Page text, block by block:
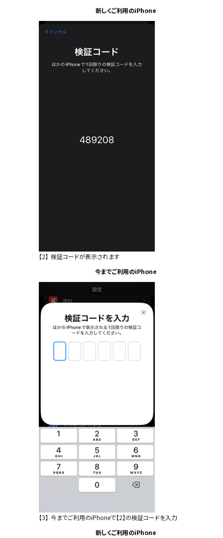
新しくご利用のiPhone
【2】 検証コードが表示されます
今までご利用のiPhone
【3】 今までご利用のiPhoneで【2】の検証コードを入力
新しくご利用のiPhone